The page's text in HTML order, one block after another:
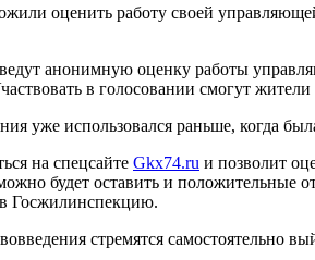
оценить работу своей
анонимную оценку работы
в голосовании смогут
уже использовался раньше, когда
на спецсайте Gkx74.ru и позволит
будет оставить и положительные
в Госжилинспекцию.
стремятся самостоятельно